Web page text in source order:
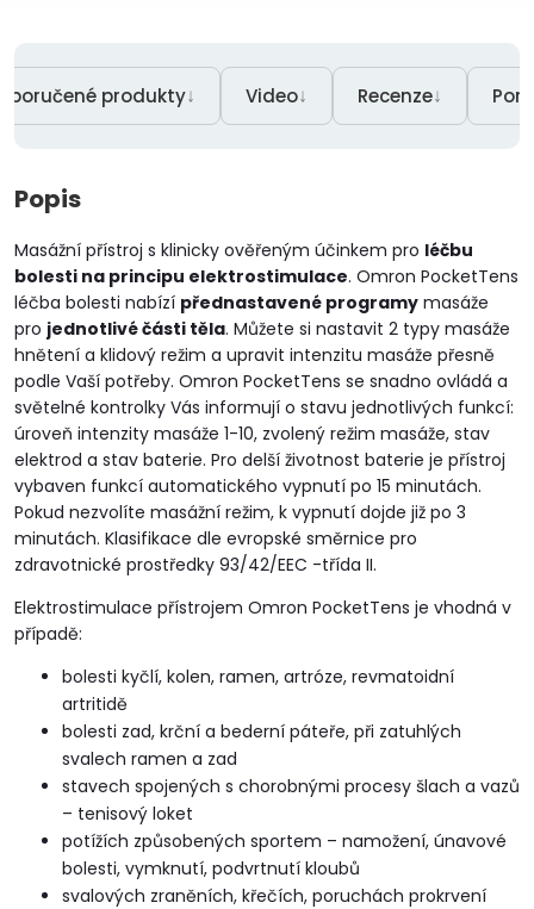
produkty↓ Video↓ Recenze↓
Popis
Masážní přístroj s klinicky ověřeným účinkem pro léčbu
bolesti na principu elektrostimulace. Omron PocketTens
léčba bolesti nabízí přednastavené programy masáže
pro jednotlivé části těla. Můžete si nastavit 2 typy masáže
hnětení a klidový režim a upravit intenzitu masáže přesně
podle Vaší potřeby. Omron PocketTens se snadno ovládá a
světelné kontrolky Vás informují o stavu jednotlivých funkcí:
úroveň intenzity masáže 1-10, zvolený režim masáže, stav
elektrod a stav baterie. Pro delší životnost baterie je přístroj
vybaven funkcí automatického vypnutí po 15 minutách.
Pokud nezvolíte masážní režim, k vypnutí dojde již po 3
minutách. Klasifikace dle evropské směrnice pro
zdravotnické prostředky 93/42/EEC -třída II.
Elektrostimulace přístrojem Omron PocketTens je vhodná v
případě:
bolesti kyčlí, kolen, ramen, artróze, revmatoidní
artritidě
bolesti zad, krční a bederní páteře, při zatuhlých
svalech ramen a zad
stavech spojených s chorobnými procesy šlach a vazů
– tenisový loket
potížích způsobených sportem – namožení, únavové
bolesti, vymknutí, podvrtnutí kloubů
svalových zraněních, křečích, poruchách prokrvení